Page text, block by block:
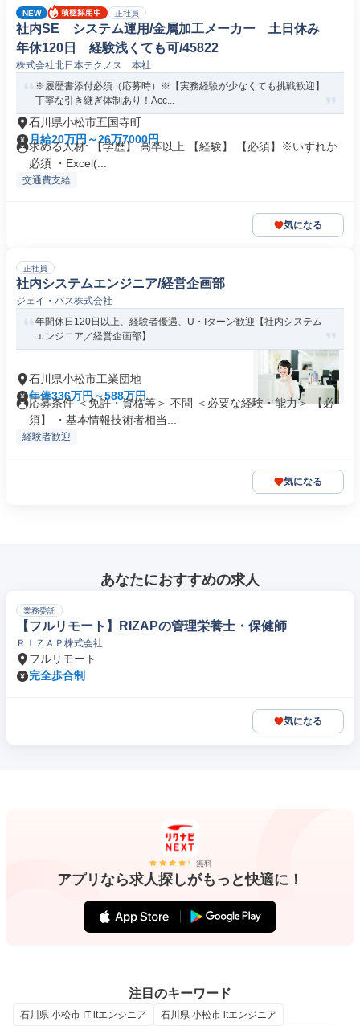
NEW 正社員
社内SE システム運用/金属加工メーカー 土日休み
年休120日 経験浅くても可/45822
株式会社北日本テクノス 本社
※履歴書添付必須（応募時）※【実務経験が少なくても挑戦歓迎】
丁寧な引き継ぎ体制あり！Acc...
石川県小松市五国寺町
月給20万円～26万7000円
求める人材: 【学歴】 高卒以上 【経験】 【必須】※いずれか
必須 ・Excel(...
交通費支給
気になる
正社員
社内システムエンジニア/経営企画部
ジェイ・バス株式会社
年間休日120日以上、経験者優遇、U・Iターン歓迎【社内システム
エンジニア／経営企画部】
石川県小松市工業団地
年俸336万円～588万円
応募条件 ＜免許・資格等＞ 不問 ＜必要な経験・能力＞ 【必
須】 ・基本情報技術者相当...
経験者歓迎
気になる
あなたにおすすめの求人
業務委託
【フルリモート】RIZAPの管理栄養士・保健師
ＲＩＺＡＰ株式会社
フルリモート
完全歩合制
気になる
無料
アプリなら求人探しがもっと快適に！
注目のキーワード
石川県 小松市 IT itエンジニア
石川県 小松市 itエンジニア